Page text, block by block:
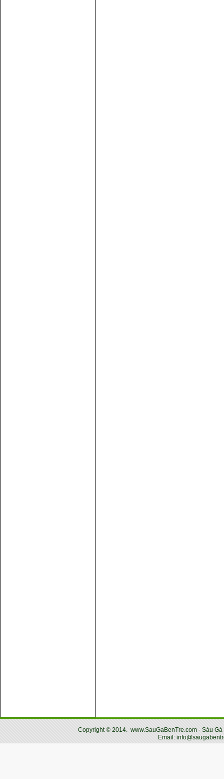
Copyright© 2014. www.SauGaBenTre.com - Sáu
Email: